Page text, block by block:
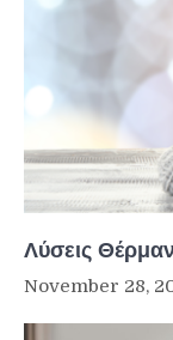
Λύσεις
November 28,